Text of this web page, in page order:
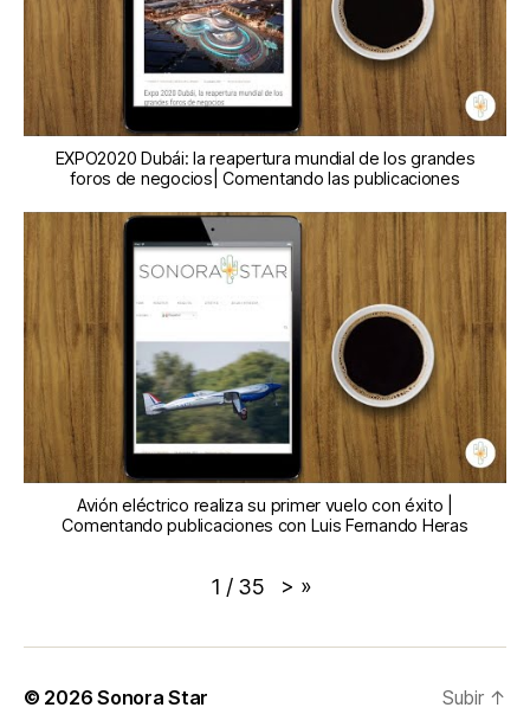
EXPO2020 Dubái: la reapertura mundial de los grandes
foros de negocios| Comentando las publicaciones
Avión eléctrico realiza su primer vuelo con éxito |
Comentando publicaciones con Luis Fernando Heras
1 / 35 > »
© 2026Sonora Star Subir ↑